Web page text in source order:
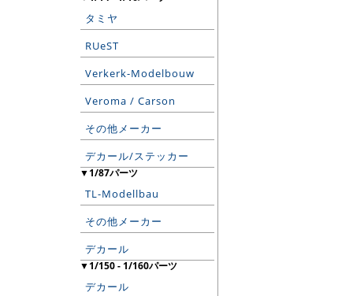
タミヤ
RUeST
Verkerk-Modelbouw
Veroma / Carson
その他メーカー
デカール/ステッカー
▼1/87パーツ
TL-Modellbau
その他メーカー
デカール
▼1/150 - 1/160パーツ
デカール